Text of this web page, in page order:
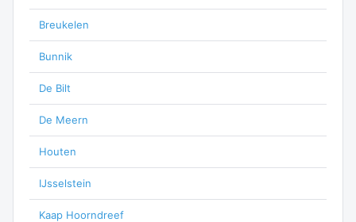
Breukelen
Bunnik
De Bilt
De Meern
Houten
IJsselstein
Kaap Hoorndreef